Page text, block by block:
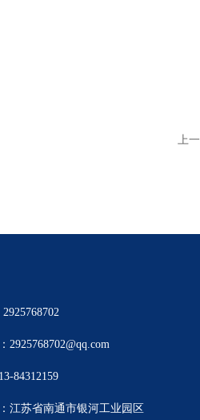
上
2925768702@qq.com
84312159
江苏省南通市银河工业园区